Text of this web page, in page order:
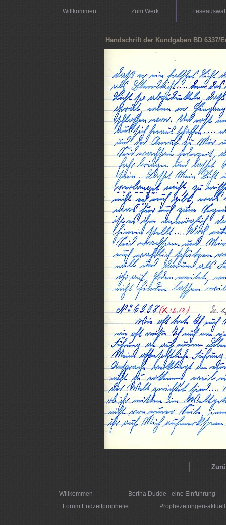
Willkommen Zum Werk
Handschrift der Kundgaben BD 6337/
Willkommen
Bertha Dudde - eine Einführung
Forum Endzeitprophetie
Prophezeiungen-aktuell